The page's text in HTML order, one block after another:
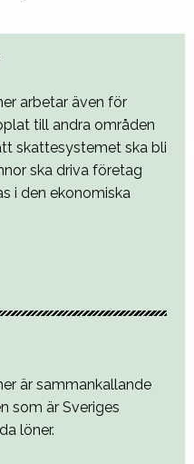
arbetar även för
till andra områden
skattesystemet ska bli
ska driva företag
i den ekonomiska
är sammankallande
som är Sveriges
löner.